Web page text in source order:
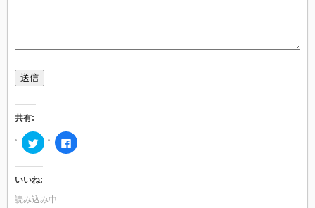
送信
共有:
ク
リ
ク
て
で
Facebook
で
いいね:
読み込み中...